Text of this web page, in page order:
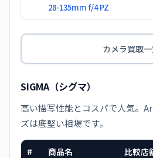
28-135mm f/4 PZ
カメラ買取
SIGMA（シグマ）
高い描写性能とコスパで人気。
ズは底堅い相場です。
# 商品名 比較店